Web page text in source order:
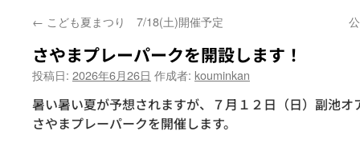
← こども夏まつり 7/18(土)開催予定
さやまプレーパークを開設します！
投稿日: 2026年6月26日 作成者: kouminkan
暑い暑い夏が予想されますが、７月１２日（日）副池オ
さやまプレーパークを開催します。